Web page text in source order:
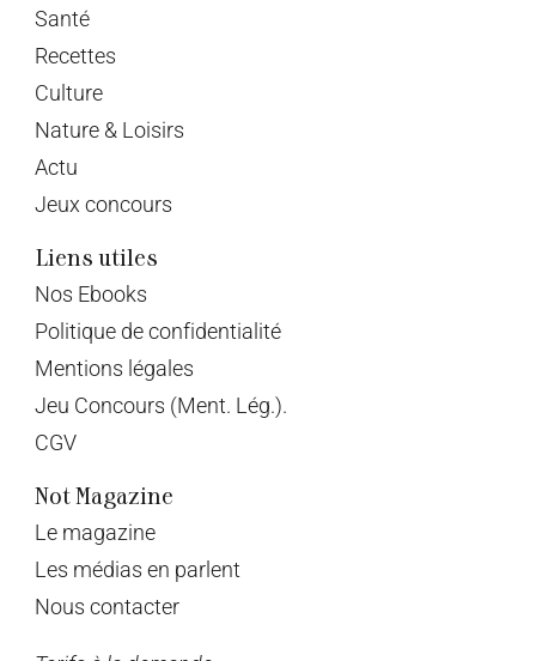
Santé
Recettes
Culture
Nature & Loisirs
Actu
Jeux concours
Liens utiles
Nos Ebooks
Politique de confidentialité
Mentions légales
Jeu Concours (Ment. Lég.).
CGV
Not Magazine
Le magazine
Les médias en parlent
Nous contacter